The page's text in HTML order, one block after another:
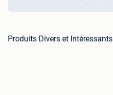
Produits Divers et Intéressants